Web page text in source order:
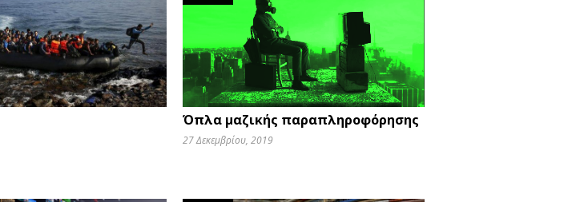
Όπλα μαζικής παραπληροφόρησης
27 Δεκεμβρίου, 2019